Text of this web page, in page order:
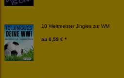
10 Weltmeister Jingles zur WM
ab 0,59 € *